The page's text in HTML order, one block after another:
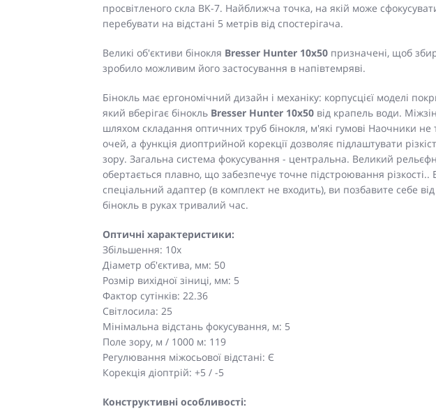
просвітленого скла BK-7. Найближча точка, на якій може
перебувати на відстані 5 метрів від спостерігача.
Великі об'єктиви бінокля Bresser Hunter 10x50 призначені, щоб
зробило можливим його застосування в напівтемряві.
Бінокль має ергономічний дизайн і механіку: корпусцієї моделі
який вберігає бінокль Bresser Hunter 10x50 від крапель води.
шляхом складання оптичних труб бінокля, м'які гумові Наочники
очей, а функція диоптрийной корекції дозволяє підлаштувати
зору. Загальна система фокусування - центральна. Великий
обертається плавно, що забезпечує точне підстроювання
спеціальний адаптер (в комплект не входить), ви позбавите себе
бінокль в руках тривалий час.
Оптичні характеристики:
Збільшення: 10x
Діаметр об'єктива, мм: 50
Розмір вихідної зіниці, мм: 5
Фактор сутінків: 22.36
Світлосила: 25
Мінімальна відстань фокусування, м: 5
Поле зору, м / 1000 м: 119
Регулювання міжосьової відстані: Є
Корекція діоптрій: +5 / -5
Конструктивні особливості: